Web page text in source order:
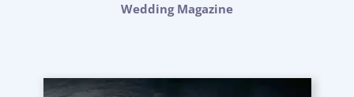
Wedding Magazine